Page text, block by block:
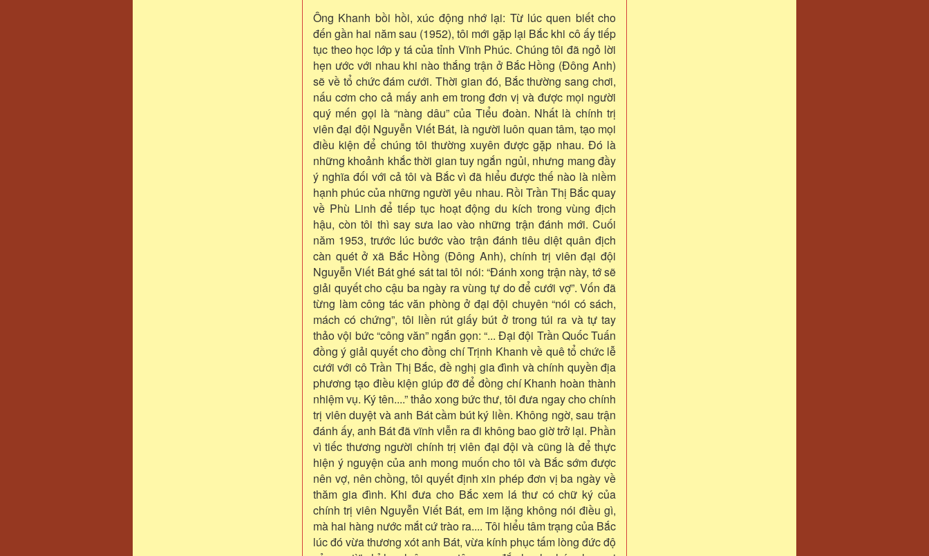
Ông Khanh bồi hồi, xúc động nhớ lại: Từ lúc quen biết cho
đến gần hai năm sau (1952), tôi mới gặp lại Bắc khi cô ấy tiếp
tục theo học lớp y tá của tỉnh Vĩnh Phúc. Chúng tôi đã ngỏ lời
hẹn ước với nhau khi nào thắng trận ở Bắc Hồng (Đông Anh)
sẽ về tổ chức đám cưới. Thời gian đó, Bắc thường sang chơi,
nấu cơm cho cả mấy anh em trong đơn vị và được mọi người
quý mến gọi là “nàng dâu” của Tiểu đoàn. Nhất là chính trị
viên đại đội Nguyễn Viết Bát, là người luôn quan tâm, tạo mọi
điều kiện để chúng tôi thường xuyên được gặp nhau. Đó là
những khoảnh khắc thời gian tuy ngắn ngủi, nhưng mang đầy
ý nghĩa đối với cả tôi và Bắc vì đã hiểu được thế nào là niềm
hạnh phúc của những người yêu nhau. Rồi Trần Thị Bắc quay
về Phù Linh để tiếp tục hoạt động du kích trong vùng địch
hậu, còn tôi thì say sưa lao vào những trận đánh mới. Cuối
năm 1953, trước lúc bước vào trận đánh tiêu diệt quân địch
càn quét ở xã Bắc Hồng (Đông Anh), chính trị viên đại đội
Nguyễn Viết Bát ghé sát tai tôi nói: “Đánh xong trận này, tớ sẽ
giải quyết cho cậu ba ngày ra vùng tự do để cưới vợ”. Vốn đã
từng làm công tác văn phòng ở đại đội chuyên “nói có sách,
mách có chứng”, tôi liền rút giấy bút ở trong túi ra và tự tay
thảo vội bức “công văn” ngắn gọn: “... Đại đội Trần Quốc Tuấn
đồng ý giải quyết cho đồng chí Trịnh Khanh về quê tổ chức lễ
cưới với cô Trần Thị Bắc, đề nghị gia đình và chính quyền địa
phương tạo điều kiện giúp đỡ để đồng chí Khanh hoàn thành
nhiệm vụ. Ký tên....” thảo xong bức thư, tôi đưa ngay cho chính
trị viên duyệt và anh Bát cầm bút ký liền. Không ngờ, sau trận
đánh ấy, anh Bát đã vĩnh viễn ra đi không bao giờ trở lại. Phần
vì tiếc thương người chính trị viên đại đội và cũng là để thực
hiện ý nguyện của anh mong muốn cho tôi và Bắc sớm được
nên vợ, nên chồng, tôi quyết định xin phép đơn vị ba ngày về
thăm gia đình. Khi đưa cho Bắc xem lá thư có chữ ký của
chính trị viên Nguyễn Viết Bát, em im lặng không nói điều gì,
mà hai hàng nước mắt cứ trào ra.... Tôi hiểu tâm trạng của Bắc
lúc đó vừa thương xót anh Bát, vừa kính phục tấm lòng đức độ